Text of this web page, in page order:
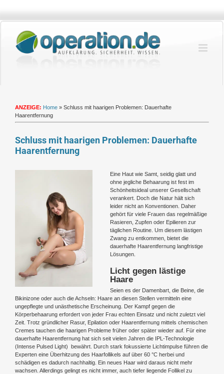
springen
ANZEIGE: Home » Schluss mit haarigen Problemen: Dauerhafte
Haarentfernung
Schluss mit haarigen Problemen: Dauerhafte
Haarentfernung
Eine Haut wie Samt, seidig glatt und
ohne jegliche Behaarung ist fest im
Schönheitsideal unserer Gesellschaft
verankert. Doch die Natur hält sich
leider nicht an Konventionen. Daher
gehört für viele Frauen das regelmäßige
Rasieren, Zupfen oder Epilieren zur
täglichen Routine. Um diesem lästigen
Zwang zu entkommen, bietet die
dauerhafte Haarentfernung langfristige
Lösungen.
Licht gegen lästige
Haare
Seien es der Damenbart, die Beine, die
Bikinizone oder auch die Achseln: Haare an diesen Stellen vermitteln eine
ungepflegte und unästhetische Erscheinung. Der Kampf gegen die
Körperbehaarung erfordert von jeder Frau echten Einsatz und nicht zuletzt viel
Zeit. Trotz gründlicher Rasur, Epilation oder Haarentfernung mittels chemischen
Cremes tauchen die haarigen Probleme früher oder später wieder auf. Für eine
dauerhafte Haarentfernung hat sich seit vielen Jahren die IPL-Technologie
(Intense Pulsed Light) bewährt. Durch stark fokussierte Lichtimpulse führen die
Experten eine Überhitzung des Haarfollikels auf über 60 °C herbei und
schädigen es dadurch nachhaltig. Ein neues Haar wird daraus nicht mehr
wachsen. Allerdings gelingt es nicht immer, auch tiefer liegende Follikel zu